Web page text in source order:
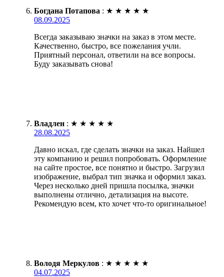
Богдана Потапова : ★ ★ ★ ★ ★
08.09.2025
Всегда заказываю значки на заказ в этом месте.
Качественно, быстро, все пожелания учли.
Приятный персонал, ответили на все вопросы.
Буду заказывать снова!
Владлен : ★ ★ ★ ★ ★
28.08.2025
Давно искал, где сделать значки на заказ. Найшел
эту компанию и решил попробовать. Оформление
на сайте простое, все понятно и быстро. Загрузил
изображение, выбрал тип значка и оформил заказ.
Через несколько дней пришла посылка, значки
выполнены отлично, детализация на высоте.
Рекомендую всем, кто хочет что-то оригинальное!
Володя Меркулов : ★ ★ ★ ★ ★
04.07.2025